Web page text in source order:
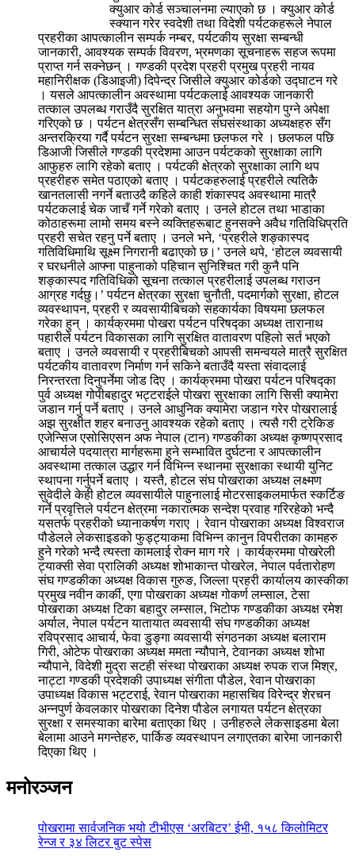
क्युआर कोर्ड सञ्चालनमा ल्याएको छ । क्युआर कोर्ड
स्क्यान गरेर स्वदेशी तथा विदेशी पर्यटकहरूले नेपाल
प्रहरीका आपत्कालीन सम्पर्क नम्बर, पर्यटकीय सुरक्षा सम्बन्धी
जानकारी, आवश्यक सम्पर्क विवरण, भ्रमणका सूचनाहरू सहज रूपमा
प्राप्त गर्न सक्नेछन् । गण्डकी प्रदेश प्रहरी प्रमुख प्रहरी नायव
महानिरीक्षक (डिआइजी) दिपेन्द्र जिसीले क्युआर कोर्डको उद्घाटन गरे
। यसले आपत्कालीन अवस्थामा पर्यटकलाई आवश्यक जानकारी
तत्काल उपलब्ध गराउँदै सुरक्षित यात्रा अनुभवमा सहयोग पुग्ने अपेक्षा
गरिएको छ । पर्यटन क्षेत्रसँग सम्बन्धित संघसंस्थाका अध्यक्षहरु सँग
अन्तरक्रिया गर्दै पर्यटन सुरक्षा सम्बन्धमा छलफल गरे । छलफल पछि
डिआजी जिसीले गण्डकी प्रदेशमा आउन पर्यटकको सुरक्षाका लागि
आफुहरु लागि रहेको बताए । पर्यटकी क्षेत्रको सुरक्षाका लागि थप
प्रहरीहरु समेत पठाएको बताए । पर्यटकहरुलाई प्रहरीले त्यतिकै
खानतलासी नगर्ने बताउदै कहिले काही शंकास्पद अवस्थामा मात्रै
पर्यटकलाई चेक जाचँ गर्ने गरेको बताए । उनले होटल तथा भाडाका
कोठाहरूमा लामो समय बस्ने व्यक्तिहरूबाट हुनसक्ने अवैध गतिविधिप्रति
प्रहरी सचेत रहनु पर्ने बताए । उनले भने, ‘प्रहरीले शङ्कास्पद
गतिविधिमाथि सूक्ष्म निगरानी बढाएको छ।’ उनले थपे, ‘होटल व्यवसायी
र घरधनीले आफ्ना पाहुनाको पहिचान सुनिश्चित गरी कुनै पनि
शङ्कास्पद गतिविधिको सूचना तत्काल प्रहरीलाई उपलब्ध गराउन
आग्रह गर्दछु।’ पर्यटन क्षेत्रका सुरक्षा चुनौती, पदमार्गको सुरक्षा, होटल
व्यवस्थापन, प्रहरी र व्यवसायीबिचको सहकार्यका विषयमा छलफल
गरेका हुन् । कार्यक्रममा पोखरा पर्यटन परिषद्का अध्यक्ष तारानाथ
पहारीले पर्यटन विकासका लागि सुरक्षित वातावरण पहिलो सर्त भएको
बताए । उनले व्यवसायी र प्रहरीबिचको आपसी समन्वयले मात्रै सुरक्षित
पर्यटकीय वातावरण निर्माण गर्न सकिने बताउँदै यस्ता संवादलाई
निरन्तरता दिनुपर्नेमा जोड दिए । कार्यक्रममा पोखरा पर्यटन परिषद्का
पुर्व अध्यक्ष गोपीबहादुर भट्टराईले पोखरा सुरक्षाका लागि सिसी क्यामेरा
जडान गर्नु पर्ने बताए । उनले आधुनिक क्यामेरा जडान गरेर पोखरालाई
अझ सुरक्षीत शहर बनाउनु आवश्यक रहेको बताए । त्यसै गरी ट्रेकिङ
एजेन्सिज एसोसिएसन अफ नेपाल (टान) गण्डकीका अध्यक्ष कृष्णप्रसाद
आचार्यले पदयात्रा मार्गहरूमा हुने सम्भावित दुर्घटना र आपत्कालीन
अवस्थामा तत्काल उद्धार गर्न विभिन्न स्थानमा सुरक्षाका स्थायी युनिट
स्थापना गर्नुपर्ने बताए । यस्तै, होटल संघ पोखराका अध्यक्ष लक्ष्मण
सुवेदीले केही होटल व्यवसायीले पाहुनालाई मोटरसाइकलमार्फत स्कर्टिङ
गर्ने प्रवृत्तिले पर्यटन क्षेत्रमा नकारात्मक सन्देश प्रवाह गरिरहेको भन्दै
यसतर्फ प्रहरीको ध्यानाकर्षण गराए । रेवान पोखराका अध्यक्ष विश्वराज
पौडेलले लेकसाइडको फुड्ट्याकमा विभिन्न कानुन विपरीतका कामहरु
हुने गरेको भन्दै त्यस्ता कामलाई रोक्न माग गरे । कार्यक्रममा पोखरेली
ट्याक्सी सेवा प्रालिकी अध्यक्ष शोभाकान्त पोखरेल, नेपाल पर्वतारोहण
संघ गण्डकीका अध्यक्ष विकास गुरुङ, जिल्ला प्रहरी कार्यालय कास्कीका
प्रमुख नवीन कार्की, एगा पोखराका अध्यक्ष गोकर्ण लम्साल, टेसा
पोखराका अध्यक्ष टिका बहादुर लम्साल, भिटोफ गण्डकीका अध्यक्ष रमेश
अर्याल, नेपाल पर्यटन यातायात व्यवसायी संघ गण्डकीका अध्यक्ष
रविप्रसाद आचार्य, फेवा डुङ्गा व्यवसायी संगठनका अध्यक्ष बलाराम
गिरी, ओटेफ पोखराका अध्यक्ष ममता न्यौपाने, टेवानका अध्यक्ष शोभा
न्यौपाने, विदेशी मुद्रा सटही संस्था पोखराका अध्यक्ष रुपक राज मिश्र,
नाट्टा गण्डकी प्रदेशकी उपाध्यक्ष संगीता पौडेल, रेवान पोखराका
उपाध्यक्ष विकास भट्टराई, रेवान पोखराका महासचिव विरेन्द्र शेरचन
अन्नपुर्ण केवलकार पोखराका दिनेश पौडेल लगायत पर्यटन क्षेत्रका
सुरक्षा र समस्याका बारेमा बताएका थिए । उनीहरुले लेकसाइडमा बेला
बेलामा आउने मगन्तेहरु, पार्किङ व्यवस्थापन लगाएतका बारेमा जानकारी
दिएका थिए ।
मनोरञ्जन
पोखरामा सार्वजनिक भयो टीभीएस ‘अरबिटर’ ईभी, १५८ किलोमिटर
रेन्ज र ३४ लिटर बुट स्पेस